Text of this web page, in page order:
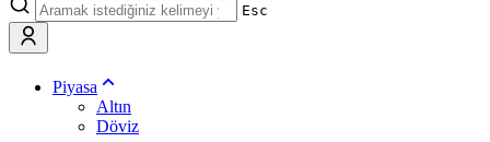
Esc
Piyasa
Altın
Döviz